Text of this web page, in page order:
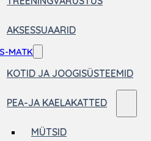
AKSESSUAARID
MATK
KOTID JA JOOGISÜSTEEMID
PEA-JA KAELAKATTED
MÜTSID